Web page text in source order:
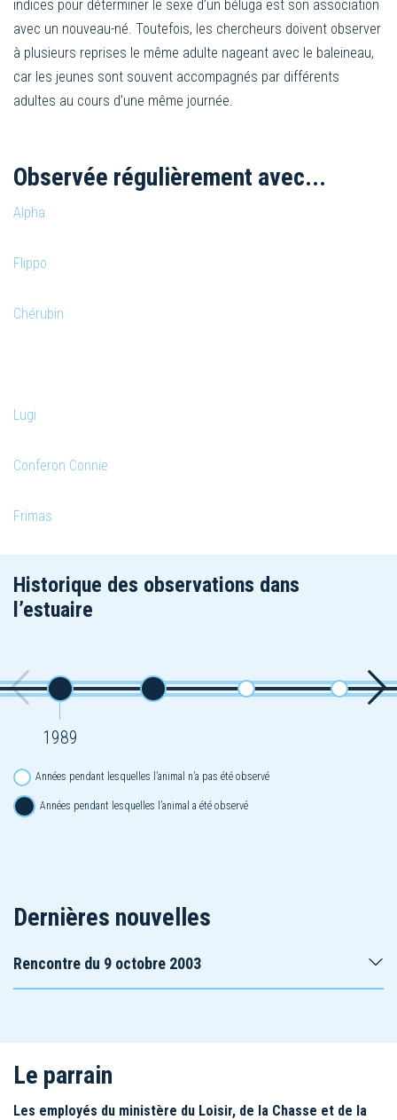
indices pour déterminer le sexe d’un béluga est son association
avec un nouveau-né. Toutefois, les chercheurs doivent observer
à plusieurs reprises le même adulte nageant avec le baleineau,
car les jeunes sont souvent accompagnés par différents
adultes au cours d’une même journée.
Observée régulièrement avec...
Alpha
Flippo
Chérubin
Lugi
Conferon Connie
Frimas
Historique des observations dans
l’estuaire
1989
Années pendant lesquelles l’animal n’a pas été observé
Années pendant lesquelles l’animal a été observé
Dernières nouvelles
Rencontre du 9 octobre 2003
Le parrain
Les employés du ministère du Loisir, de la Chasse et de la